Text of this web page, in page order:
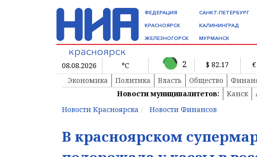
ФЕДЕРАЦИЯ
КРАСНОЯРСК
ЖЕЛЕЗНОГОРСК
САНКТ-ПЕТЕРБУРГ
КАЛИНИНГРАД
МУРМАНСК
08.08.2026 °C 2 $ 82.17
Экономика
Политика Власть Общество
Новости муниципалитетов:
Канск
Новости Красноярска
Новости Финансов
В красноярском